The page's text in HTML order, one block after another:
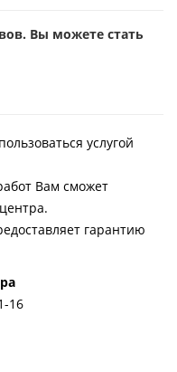
Вы можете стать
услугой
Вам сможет
гарантию
16